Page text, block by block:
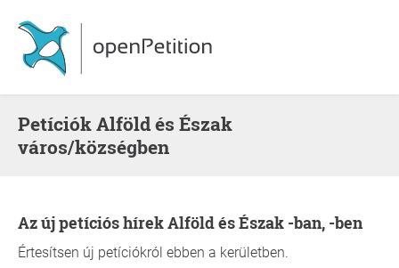
Petíciók Alföld és Észak
város/községben
Az új petíciós hírek Alföld és Észak -ban, -ben
Értesítsen új petíciókról ebben a kerületben.